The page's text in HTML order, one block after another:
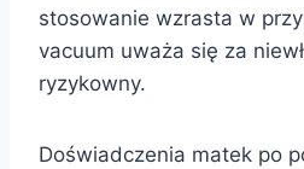
stosowanie wzrasta w
vacuum uważa się za
ryzykowny.
Doświadczenia matek po